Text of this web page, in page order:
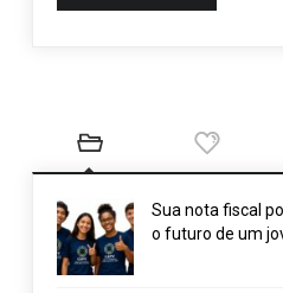
Sua nota fiscal
o futuro de um